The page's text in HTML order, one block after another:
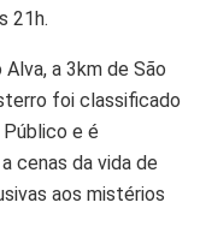
21h.
a 3km de São
foi classificado
e é
cenas da vida de
aos mistérios